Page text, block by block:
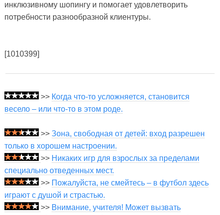
инклюзивному шопингу и помогает удовлетворить
потребности разнообразной клиентуры.
[1010399]
>> Когда что-то усложняется, становится
весело – или что-то в этом роде.
>> Зона, свободная от детей: вход разрешен
только в хорошем настроении.
>> Никаких игр для взрослых за пределами
специально отведенных мест.
>> Пожалуйста, не смейтесь – в футбол здесь
играют с душой и страстью.
>> Внимание, учителя! Может вызвать